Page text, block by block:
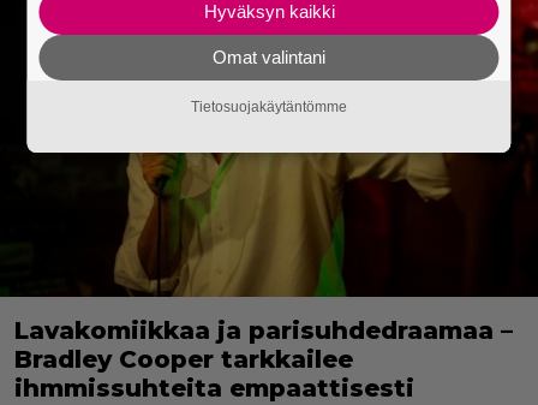
Lavakomiikkaa ja parisuhdedraamaa –
Bradley Cooper tarkkailee
ihmmissuhteita empaattisesti
Hyväksyn kaikki
Omat valintani
Tietosuojakäytäntömme